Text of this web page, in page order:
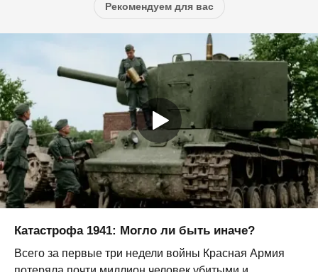
Рекомендуем для вас
Катастрофа 1941: Могло ли быть иначе?
Всего за первые три недели войны Красная Армия